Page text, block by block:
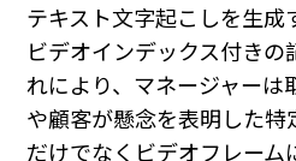
テキスト文字起こしを生
ビデオインデックス付きの
れにより、マネージャーは
や顧客が懸念を表明した特
だけでなくビデオフレーム